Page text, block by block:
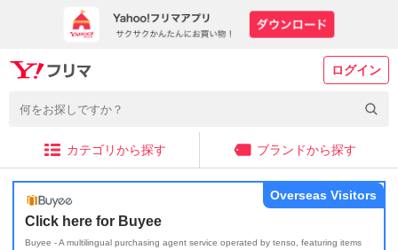
ログイン
カテゴリから探す ブランドから探す
Click here for Buyee
Buyee - A multilingual purchasing agent service operated by tenso, featuring items
Overseas Visitors